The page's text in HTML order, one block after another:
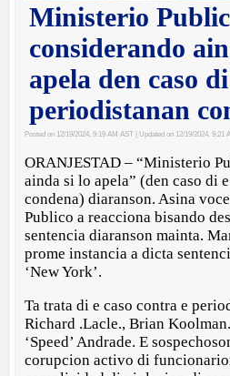
Ministerio
considerando
apela den caso di
periodistanan
Posted on 12/19/2024, 9:19 AM AST | Updated on 12/19/2024, 9:21
ORANJESTAD – “Ministerio
ainda si lo apela” (den caso di
condena) diaranson. Asina
Publico a reacciona bisando
sentencia diaranson mainta.
prome instancia a dicta
‘New York’.
Ta trata di e caso contra e
Richard .Lacle., Brian
‘Speed’ Andrade. E
corupcion activo di